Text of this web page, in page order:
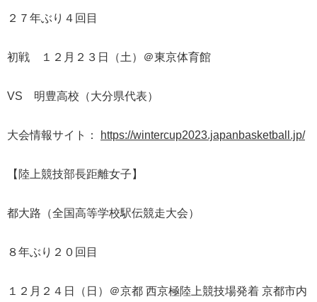
２７年ぶり４回目
初戦 １２月２３日（土）＠東京体育館
VS 明豊高校（大分県代表）
大会情報サイト： https://wintercup2023.japanbasketball.jp/
【陸上競技部長距離女子】
都大路（全国高等学校駅伝競走大会）
８年ぶり２０回目
１２月２４日（日）＠京都 西京極陸上競技場発着 京都市内